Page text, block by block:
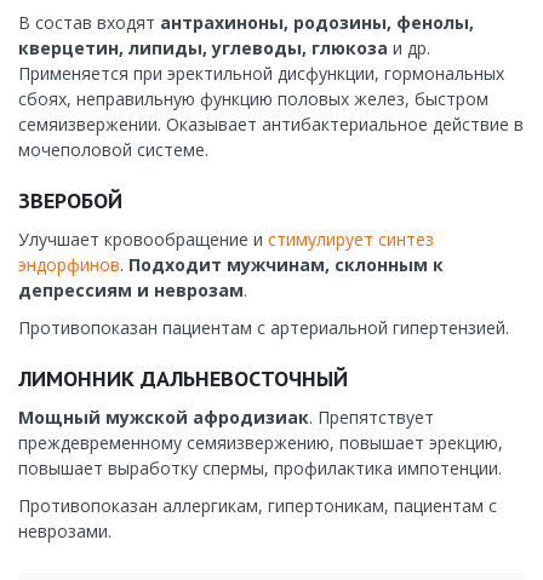
В состав входят антрахиноны, родозины, фенолы,
кверцетин, липиды, углеводы, глюкоза и др.
Применяется при эректильной дисфункции, гормональных
сбоях, неправильную функцию половых желез, быстром
семяизвержении. Оказывает антибактериальное действие в
мочеполовой системе.
ЗВЕРОБОЙ
Улучшает кровообращение и стимулирует синтез
эндорфинов. Подходит мужчинам, склонным к
депрессиям и неврозам.
Противопоказан пациентам с артериальной гипертензией.
ЛИМОННИК ДАЛЬНЕВОСТОЧНЫЙ
Мощный мужской афродизиак. Препятствует
преждевременному семяизвержению, повышает эрекцию,
повышает выработку спермы, профилактика импотенции.
Противопоказан аллергикам, гипертоникам, пациентам с
неврозами.